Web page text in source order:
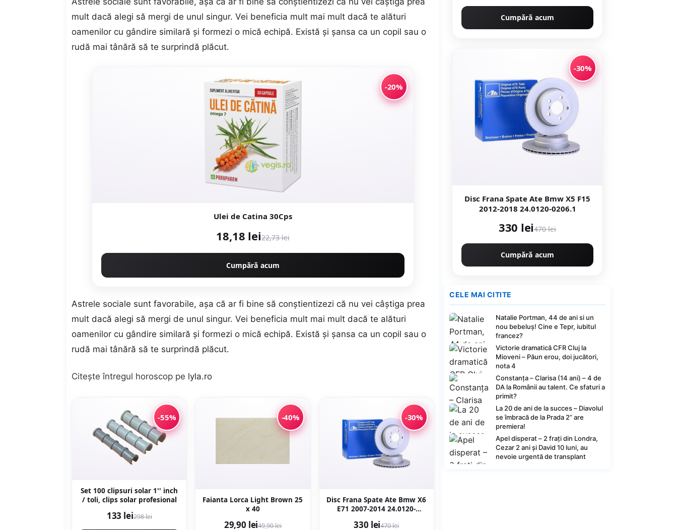
mult dacă alegi să mergi de unul singur. Vei beneficia mult mai mult dacă te alături
oamenilor cu gândire similară și formezi o mică echipă. Există și șansa ca un copil sau o
rudă mai tânără să te surprindă plăcut.
-20%
Ulei de Catina 30Cps
18,18 lei22,73 lei
Cumpără acum
Astrele sociale sunt favorabile, așa că ar fi bine să conștientizezi că nu vei câștiga prea
mult dacă alegi să mergi de unul singur. Vei beneficia mult mai mult dacă te alături
oamenilor cu gândire similară și formezi o mică echipă. Există și șansa ca un copil sau o
rudă mai tânără să te surprindă plăcut.
Citește întregul horoscop pe lyla.ro
-55%
Set 100 clipsuri solar 1'' inch
/ toli, clips solar profesional
133 lei298 lei
-40%
Faianta Lorca Light Brown 25
x 40
29,90 lei49,90 lei
-30%
Disc Frana Spate Ate Bmw X6
E71 2007-2014 24.0120-
330 lei470 lei
Cumpără acum
-30%
Disc Frana Spate Ate Bmw X5 F15
2012-2018 24.0120-0206.1
330 lei470 lei
Cumpără acum
CELE MAI CITITE
Natalie Portman, 44 de ani si un
nou bebeluș! Cine e Tepr, iubitul
francez?
Victorie dramatică CFR Cluj la
Mioveni – Păun erou, doi jucători,
nota 4
Constanța – Clarisa (14 ani) – 4 de
DA la Românii au talent. Ce sfaturi a
primit?
La 20 de ani de la succes – Diavolul
se îmbracă de la Prada 2” are
premiera!
Apel disperat – 2 frați din Londra,
Cezar 2 ani și David 10 luni, au
nevoie urgentă de transplant